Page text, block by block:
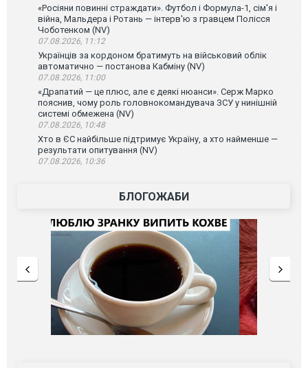
«Росіяни повинні страждати». Футбол і Формула-1, сім'я і
війна, Мальдера і Ротань — інтерв'ю з гравцем Полісся
Чоботенком (NV)
07.08.2026, 11:12
Українців за кордоном братимуть на військовий облік
автоматично — постанова Кабміну (NV)
07.08.2026, 11:00
«Драпатий — це плюс, але є деякі нюанси». Серж Марко
пояснив, чому роль головнокомандувача ЗСУ у нинішній
системі обмежена (NV)
07.08.2026, 10:48
Хто в ЄС найбільше підтримує Україну, а хто найменше —
результати опитування (NV)
07.08.2026, 10:36
БЛОГОЖАБИ